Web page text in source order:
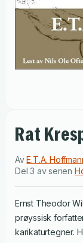
Rat
AvE.T.A.
Del 3 av serien
Ernst Theodor
prøyssisk
karikaturtegner.